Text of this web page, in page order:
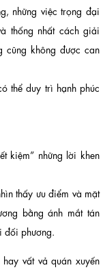
những việc trọng đại
thống nhất cách giải
cũng không được can
thể duy trì hạnh phúc
kiệm” những lời khen
thấy ưu điểm và mặt
bằng ánh mắt tán
đối phương.
vất vả quán xuyến